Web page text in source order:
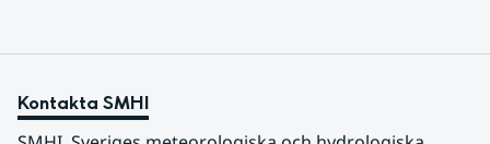
Kontakta SMHI